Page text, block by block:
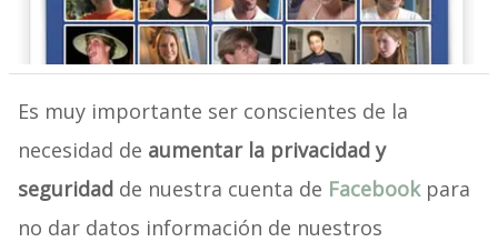
Es muy importante ser conscientes de la
necesidad de aumentar la privacidad y
seguridadde nuestra cuenta de Facebookpara
no dar datos información de nuestros